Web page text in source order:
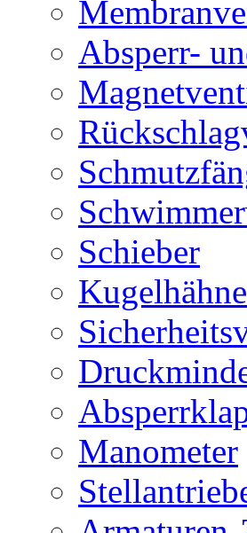
Absperr-
Schieber
Manometer